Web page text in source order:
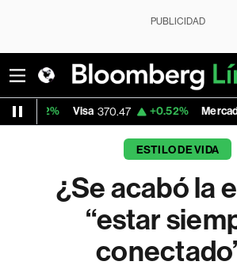
PUBLICIDAD
370.47 +0.52% MercadoLibre 1,824.26
ESTILO DE VIDA
¿Se acabó la
“estar